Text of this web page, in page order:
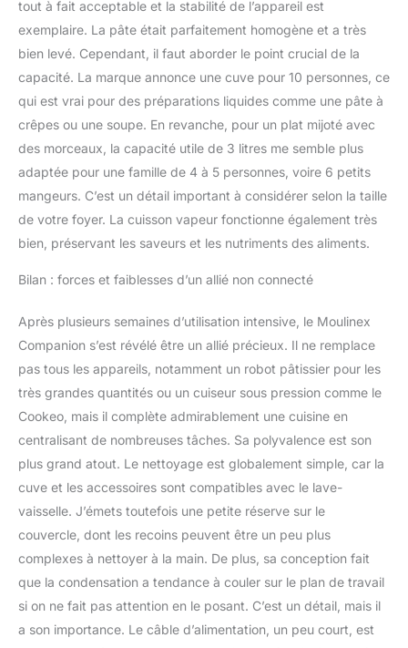
normes ISO3744 et
IEC60704 sur le
top12des robots
cuiseurs les plus vendus
en Europe, classés par
2022"
tout à fait acceptable et la stabilité de l’appareil est
exemplaire. La pâte était parfaitement homogène et a très
bien levé. Cependant, il faut aborder le point crucial de la
capacité. La marque annonce une cuve pour 10 personnes, ce
qui est vrai pour des préparations liquides comme une pâte à
crêpes ou une soupe. En revanche, pour un plat mijoté avec
des morceaux, la capacité utile de 3 litres me semble plus
adaptée pour une famille de 4 à 5 personnes, voire 6 petits
mangeurs. C’est un détail important à considérer selon la taille
de votre foyer. La cuisson vapeur fonctionne également très
bien, préservant les saveurs et les nutriments des aliments.
Bilan : forces et faiblesses d’un allié non connecté
Après plusieurs semaines d’utilisation intensive, le Moulinex
Companion s’est révélé être un allié précieux. Il ne remplace
pas tous les appareils, notamment un robot pâtissier pour les
très grandes quantités ou un cuiseur sous pression comme le
Cookeo, mais il complète admirablement une cuisine en
centralisant de nombreuses tâches. Sa polyvalence est son
plus grand atout. Le nettoyage est globalement simple, car la
cuve et les accessoires sont compatibles avec le lave-
vaisselle. J’émets toutefois une petite réserve sur le
couvercle, dont les recoins peuvent être un peu plus
complexes à nettoyer à la main. De plus, sa conception fait
que la condensation a tendance à couler sur le plan de travail
si on ne fait pas attention en le posant. C’est un détail, mais il
a son importance. Le câble d’alimentation, un peu court, est